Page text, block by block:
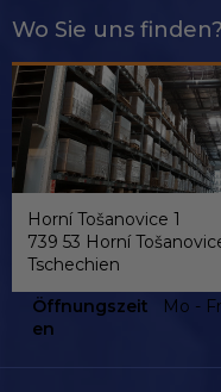
Wo Sie uns finden?
Horní Tošanovice 1
739 53 Horní
Tschechien
Öffnungszeit
en
Mo -